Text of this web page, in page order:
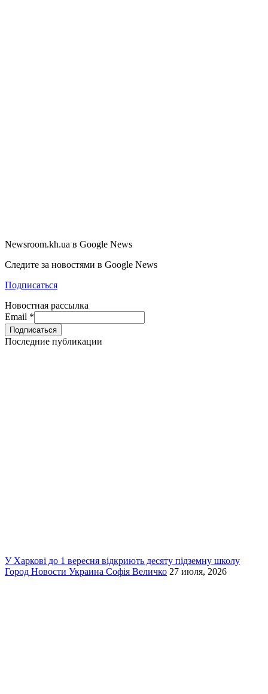
Newsroom.kh.ua в Google News
Следите за новостями в Google News
Подписаться
Новостная рассылка
Email *
Последние публикации
У Харкові до 1 вересня відкриють десяту підземну школу
Город Новости Украина Софія Величко 27 июля, 2026